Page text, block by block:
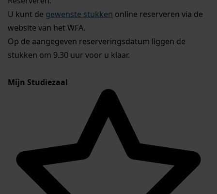
U kunt de gewenste stukken online reserveren via de
website van het WFA.
Op de aangegeven reserveringsdatum liggen de
stukken om 9.30 uur voor u klaar.
Mijn Studiezaal